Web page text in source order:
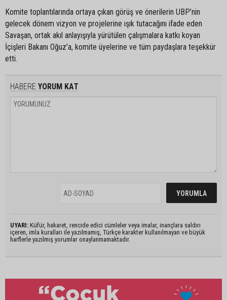
Komite toplantılarında ortaya çıkan görüş ve önerilerin UBP’nin
gelecek dönem vizyon ve projelerine ışık tutacağını ifade eden
Savaşan, ortak akıl anlayışıyla yürütülen çalışmalara katkı koyan
İçişleri Bakanı Oğuz’a, komite üyelerine ve tüm paydaşlara teşekkür
etti.
HABERE YORUM KAT
UYARI: Küfür, hakaret, rencide edici cümleler veya imalar, inançlara saldırı
içeren, imla kuralları ile yazılmamış, Türkçe karakter kullanılmayan ve büyük
harflerle yazılmış yorumlar onaylanmamaktadır.